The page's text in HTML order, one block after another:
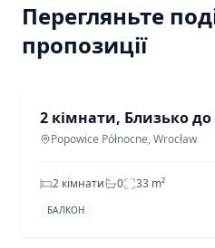
Перегляньте
пропозиції
Popowice Północne, Wrocław
2 кімнати 0 33 m²
БАЛКОН